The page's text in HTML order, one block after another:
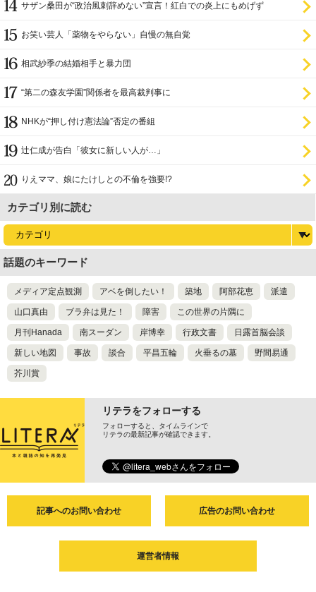
サザン桑田が“政治風刺辞めない”宣言！紅白での炎上にもめげず
お笑い芸人「薬物をやらない」自慢の無自覚
相武紗季の結婚相手と暴力団
“第二の森友学園”関係者を最高裁判事に
NHKが“押し付け憲法論”否定の番組
辻仁成が告白「彼女に新しい人が…」
りえママ、娘にたけしとの不倫を強要!?
カテゴリ別に読む
話題のキーワード
メディア定点観測 アベを倒したい！ 築地 阿部花恵 派遣
山口真由 ブラ弁は見た！ 障害 この世界の片隅に
月刊Hanada 南スーダン 岸博幸 行政文書 日露首脳会談
新しい地図 事故 談合 平昌五輪 火垂るの墓 野間易通
芥川賞
リテラをフォローする
フォローすると、タイムラインで
リテラの最新記事が確認できます。
記事へのお問い合わせ 広告のお問い合わせ
運営者情報